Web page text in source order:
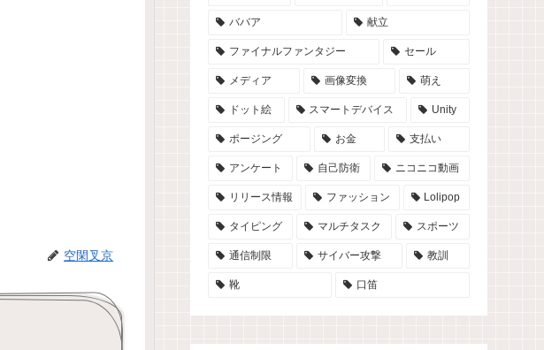
空閑叉京
ババア 献立
ファイナルファンタジー セール
メディア 画像変換 萌え
ドット絵 スマートデバイス Unity
ポージング お金 支払い
アンケート 自己防衛 ニコニコ動画
リリース情報 ファッション Lolipop
タイピング マルチタスク スポーツ
通信制限 サイバー攻撃 教訓
靴 口笛